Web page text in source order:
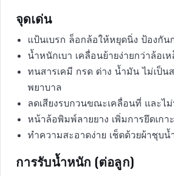
จุดเด่น
แป้นเบรก ล็อกล้อให้หยุดนิ่ง ป้องกัน
น้ำหนักเบา เคลื่อนย้ายง่ายกว่าล้อเ
ทนสารเคมี กรด ด่าง น้ำมัน ไม่เป็น
พยาบาล
ลดเสียงรบกวนขณะเคลื่อนที่ และไ
หน้าล้อพิมพ์ลายยาง เพิ่มการยึดเกา
ทำความสะอาดง่าย เช็ดด้วยผ้าชุบน้
การรับน้ำหนัก (ต่อลูก)